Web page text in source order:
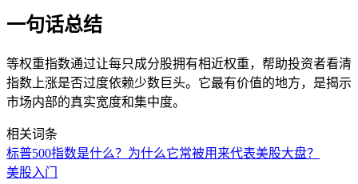
一句话总结
等权重指数通过让每只成分股拥有相近权重，帮助投资者看清
指数上涨是否过度依赖少数巨头。它最有价值的地方，是揭示
市场内部的真实宽度和集中度。
相关词条
标普500指数是什么？为什么它常被用来代表美股大盘？
美股入门